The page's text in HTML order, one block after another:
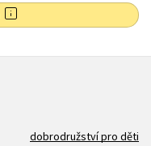
dobrodružství pro děti